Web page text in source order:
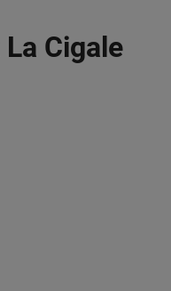
La Cigale